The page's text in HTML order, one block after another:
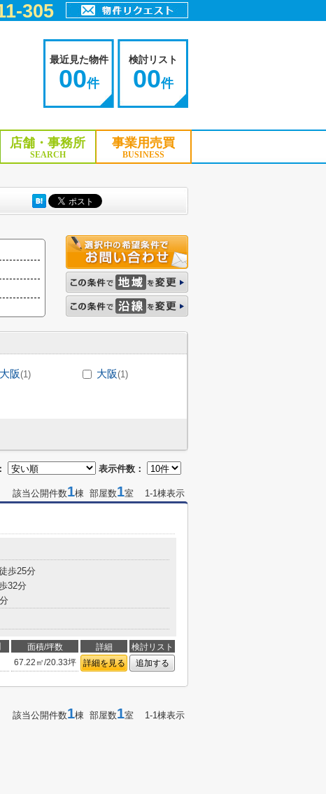
305
最近見た物件
00件
検討リスト
00件
店舗・事務所
SEARCH
事業用売買
BUSINESS
阪(1) 大阪(1)
表示件数：
該当公開件数1棟 部屋数1室 1-1棟表示
歩25分
32分
面積/坪数 詳細
検討リスト
67.22㎡/20.33坪 詳細を見る 追加する
該当公開件数1棟 部屋数1室 1-1棟表示